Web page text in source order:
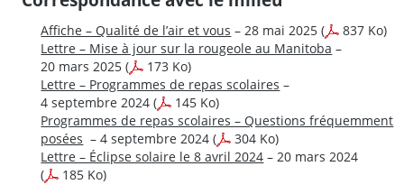
Affiche – Qualité de l’air et vous – 28 mai 2025(
837 Ko)
Lettre – Mise à jour sur la rougeole au Manitoba –
20 mars 2025(
173 Ko)
Lettre – Programmes de repas scolaires –
4 septembre 2024(
145 Ko)
Programmes de repas scolaires – Questions fréquemment
posées – 4 septembre 2024(
304 Ko)
Lettre – Éclipse solaire le 8 avril 2024 – 20 mars 2024
(
185 Ko)